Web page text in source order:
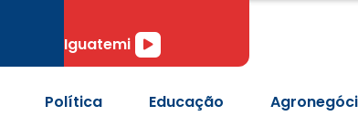
Iguatemi Tocador
de
Política Educação